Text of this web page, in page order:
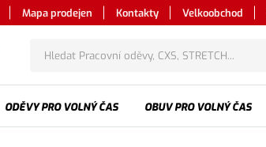
Mapa prodejen Kontakty Velkoobchod
ODĚVY PRO VOLNÝ ČAS OBUV PRO VOLNÝ ČAS